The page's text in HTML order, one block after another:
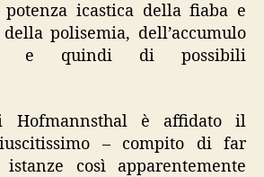
potenza icastica della fiaba e
polisemia, dell’accumulo
e quindi di possibili
Hofmannsthal è affidato il
– compito di far
così apparentemente